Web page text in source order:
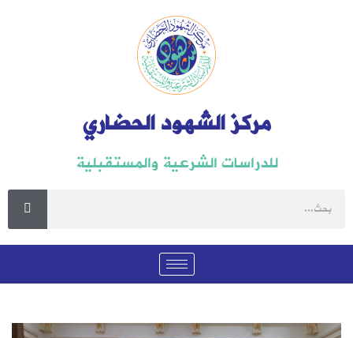
مركز الشهود الحضاري
للدراسات الشرعية والمستقبلية